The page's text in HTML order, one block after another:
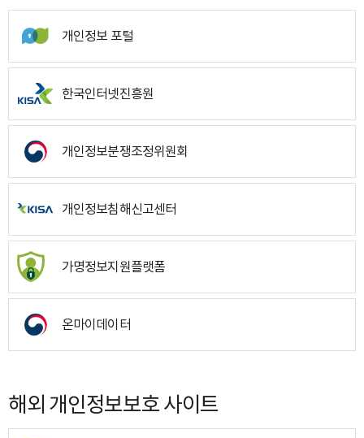
개인정보 포털
한국인터넷진흥원
개인정보분쟁조정위원회
개인정보침해신고센터
가명정보지원플랫폼
온마이데이터
해외 개인정보보호 사이트